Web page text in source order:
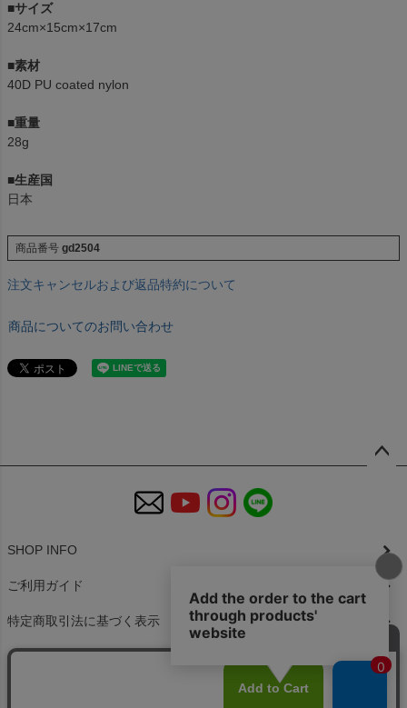
■サイズ
24cm×15cm×17cm
■素材
40D PU coated nylon
■重量
28g
■生産国
日本
商品番号 gd2504
注文キャンセルおよび返品特約について
商品についてのお問い合わせ
SHOP INFO
ご利用ガイド
特定商取引法に基づく表示
個人情報の取扱